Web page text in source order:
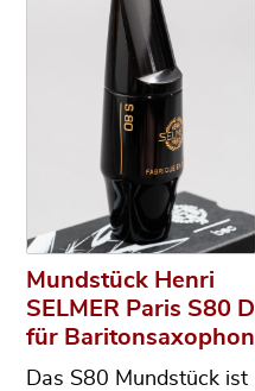
Mundstück Henri
SELMER Paris S80 D
für Baritonsaxophon
Das S80 Mundstück ist